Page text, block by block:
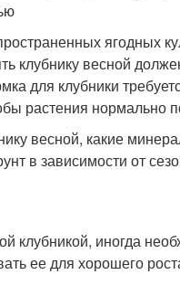
ягодных
клубнику весной
для клубники
растения нормально
весной, какие
в зависимости от
клубникой, иногда
ее для хорошего